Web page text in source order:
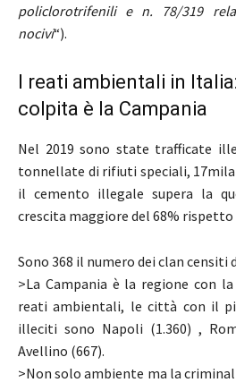
policlorotrifenili e n. 78/319
nocivi“).
I reati ambientali in
colpita è la Campania
Nel 2019 sono state trafficate
tonnellate di rifiuti speciali,
il cemento illegale supera la
crescita maggiore del 68% rispetto
Sono 368 il numero dei clan censiti
>La Campania è la regione con
reati ambientali, le città con il
illeciti sono Napoli (1.360) ,
Avellino (667).
>Non solo ambiente ma la